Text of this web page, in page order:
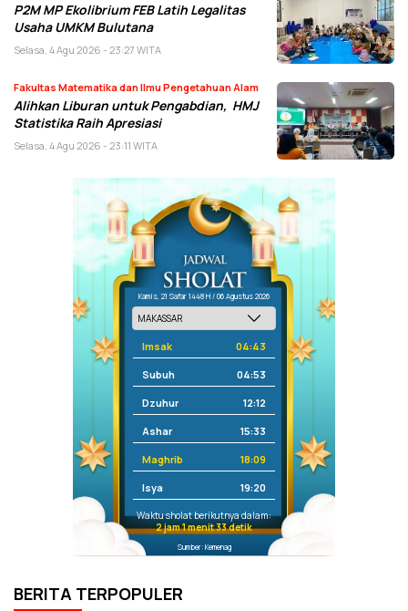
P2M MP Ekolibrium FEB Latih Legalitas
Usaha UMKM Bulutana
Selasa, 4 Agu 2026 - 23:27 WITA
Fakultas Matematika dan Ilmu Pengetahuan Alam
Alihkan Liburan untuk Pengabdian, HMJ
Statistika Raih Apresiasi
Selasa, 4 Agu 2026 - 23:11 WITA
Kamis, 21 Safar 1448 H / 06 Agustus 2026
Imsak 04:43
Subuh 04:53
Dzuhur 12:12
Ashar 15:33
Maghrib 18:09
Isya 19:20
Waktu sholat berikutnya dalam:
2 jam 1 menit 33 detik
Sumber: Kemenag
BERITA TERPOPULER